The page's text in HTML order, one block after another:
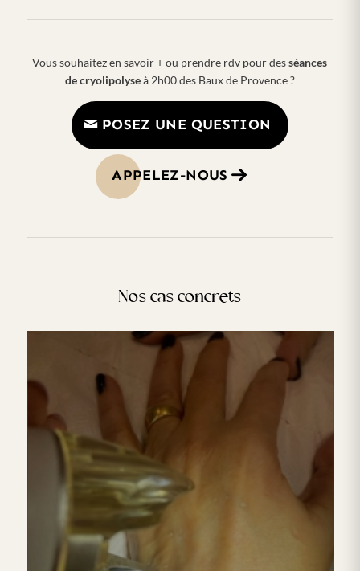
Vous souhaitez en savoir + ou prendre rdv pour desséances
de cryolipolyseà 2h00 des Baux de Provence ?
POSEZ UNE QUESTION
APPELEZ-NOUS
Nos cas concrets